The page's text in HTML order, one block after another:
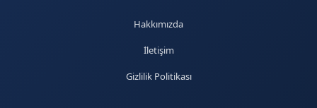
Hakkımızda
İletişim
Gizlilik Politikası